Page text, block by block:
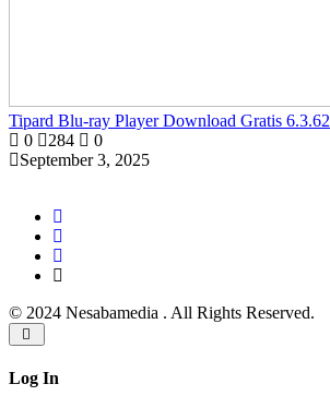
Tipard Blu-ray Player Download Gratis 6.3.62
0
284
0
September 3, 2025
© 2024 Nesabamedia . All Rights Reserved.
Log In